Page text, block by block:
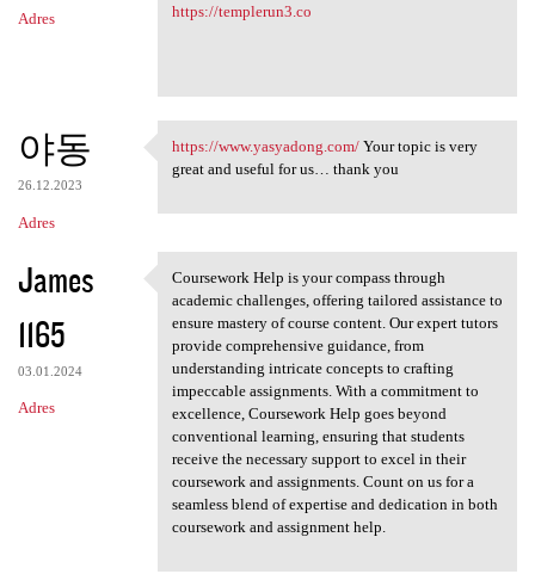
Adres
https://templerun3.co
야동
26.12.2023
Adres
https://www.yasyadong.com/
https://www.yasyadong.com/Your topic is very
great and useful for us… thank you
James
1165
03.01.2024
Adres
Coursework Help is your
Coursework Help is your compass through
academic challenges, offering tailored assistance to
ensure mastery of course content. Our expert tutors
provide comprehensive guidance, from
understanding intricate concepts to crafting
impeccable assignments. With a commitment to
excellence, Coursework Help goes beyond
conventional learning, ensuring that students
receive the necessary support to excel in their
coursework and assignments. Count on us for a
seamless blend of expertise and dedication in both
coursework and assignment help.